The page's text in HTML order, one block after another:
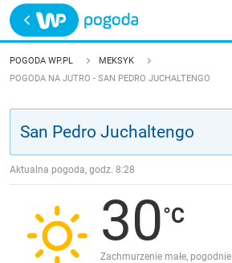
Trwa ładowanie
POLSKA
JAKOŚĆ POWIETRZA
POGODA WP.PL
MEKSYK
POGODA NA JUTRO - SAN PEDRO JUCHALTENGO
Aktualna pogoda, godz. 8:28
30
Zachmurzenie małe, pogodnie